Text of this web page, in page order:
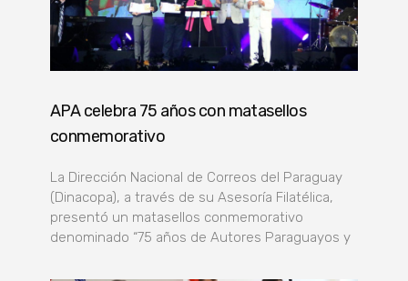
APA celebra 75 años con matasellos
conmemorativo
La Dirección Nacional de Correos del Paraguay
(Dinacopa), a través de su Asesoría Filatélica,
presentó un matasellos conmemorativo
denominado “75 años de Autores Paraguayos y